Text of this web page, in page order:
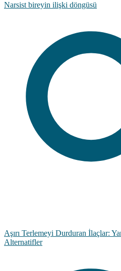
Narsist bireyin ilişki döngüsü
Aşırı Terlemeyi Durduran İlaçlar:
Alternatifler